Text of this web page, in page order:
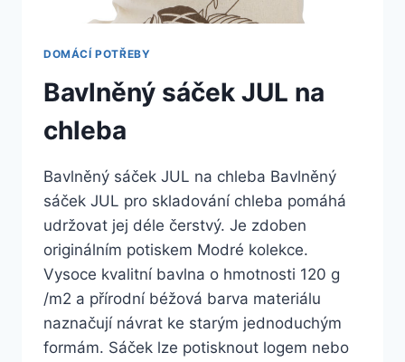
DOMÁCÍ POTŘEBY
Bavlněný sáček JUL na
chleba
Bavlněný sáček JUL na chleba Bavlněný
sáček JUL pro skladování chleba pomáhá
udržovat jej déle čerstvý. Je zdoben
originálním potiskem Modré kolekce.
Vysoce kvalitní bavlna o hmotnosti 120 g
/m2 a přírodní béžová barva materiálu
naznačují návrat ke starým jednoduchým
formám. Sáček lze potisknout logem nebo